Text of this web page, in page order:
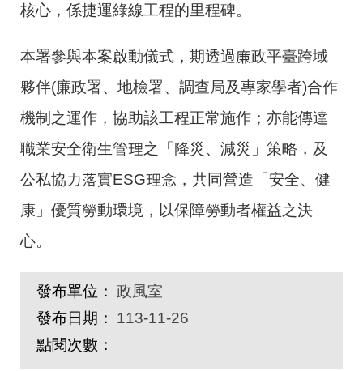
核心，係捷運綠線工程的里程碑。
本署參與本案啟動儀式，期透過廉政平臺跨域
夥伴(廉政署、地檢署、調查局及專家學者)合作
機制之運作，協助該工程正常施作；亦能傳達
職業安全衛生管理之「降災、減災」策略，及
公私協力落實ESG理念，共同營造「安全、健
康」優質勞動環境，以保障勞動者權益之決
心。
發布單位： 政風室
發布日期：
113-11-26
點閱次數：